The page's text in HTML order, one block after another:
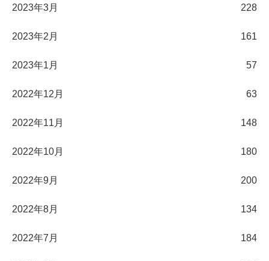
2023年3月 228
2023年2月 161
2023年1月 57
2022年12月 63
2022年11月 148
2022年10月 180
2022年9月 200
2022年8月 134
2022年7月 184